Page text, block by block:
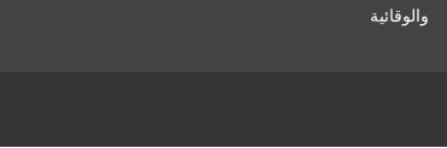
والوقائية